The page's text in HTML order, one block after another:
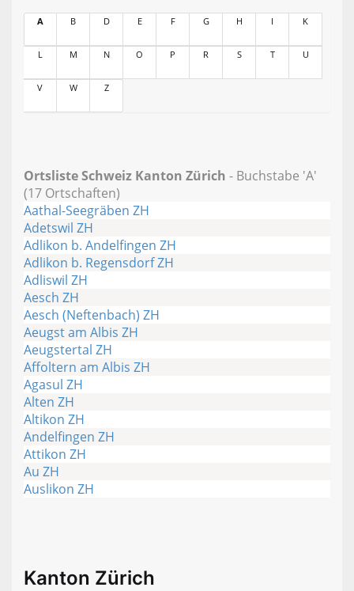
A B D E F G H I K
L M N O P R S T U
V W Z
Ortsliste Schweiz Kanton Zürich - Buchstabe 'A'
(17 Ortschaften)
Aathal-Seegräben ZH
Adetswil ZH
Adlikon b. Andelfingen ZH
Adlikon b. Regensdorf ZH
Adliswil ZH
Aesch ZH
Aesch (Neftenbach) ZH
Aeugst am Albis ZH
Aeugstertal ZH
Affoltern am Albis ZH
Agasul ZH
Alten ZH
Altikon ZH
Andelfingen ZH
Attikon ZH
Au ZH
Auslikon ZH
Kanton Zürich